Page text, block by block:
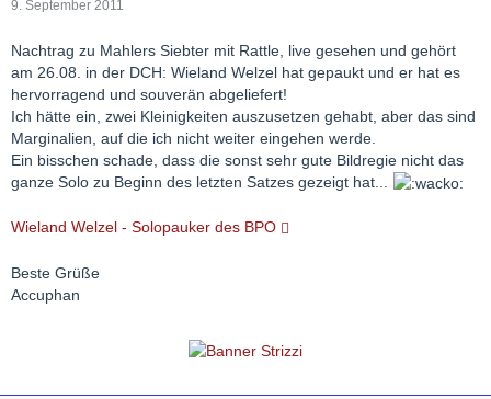
9. September 2011
Nachtrag zu Mahlers Siebter mit Rattle, live gesehen und gehört
am 26.08. in der DCH: Wieland Welzel hat gepaukt und er hat es
hervorragend und souverän abgeliefert!
Ich hätte ein, zwei Kleinigkeiten auszusetzen gehabt, aber das sind
Marginalien, auf die ich nicht weiter eingehen werde.
Ein bisschen schade, dass die sonst sehr gute Bildregie nicht das
ganze Solo zu Beginn des letzten Satzes gezeigt hat...
Wieland Welzel - Solopauker des BPO
Beste Grüße
Accuphan